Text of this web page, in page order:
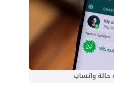
حالة واتساب